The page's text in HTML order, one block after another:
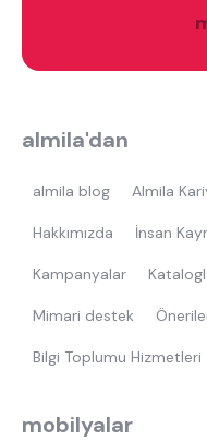
almila'dan
almila blog Almila
Hakkımızda İnsan
Kampanyalar
Mimari destek
Bilgi Toplumu Hizmetleri
mobilyalar